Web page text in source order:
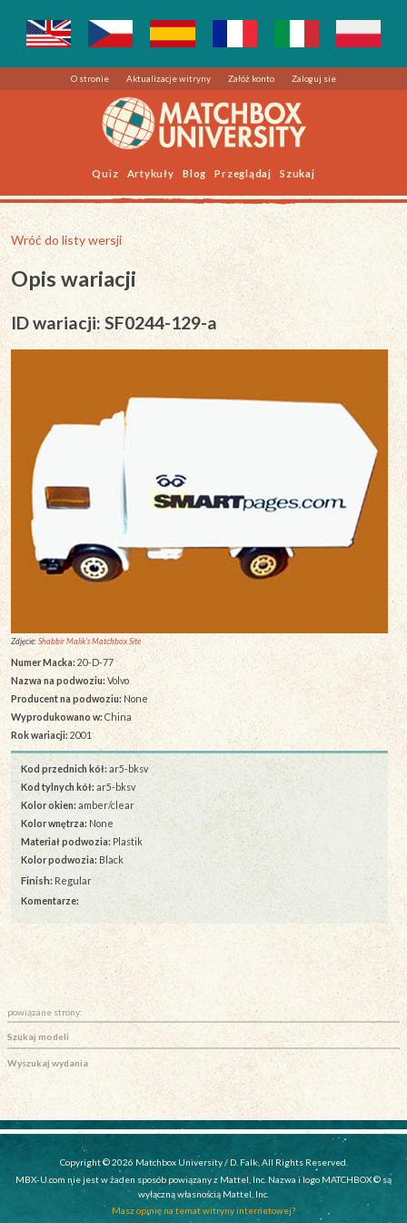
O stronie Aktualizacje witryny Załóż konto Zaloguj sie
Quiz Artykuły Blog Przeglądaj Szukaj
Wróć do listy wersji
Opis wariacji
ID wariacji: SF0244-129-a
Zdjęcie:Shabbir Malik's Matchbox Site
Numer Macka:20-D-77
Nazwa na podwoziu: Volvo
Producent na podwoziu:None
Wyprodukowano w: China
Rok wariacji:2001
Kod przednich kół: ar5-bksv
Kod tylnych kół: ar5-bksv
Kolor okien: amber/clear
Kolor wnętrza: None
Materiał podwozia: Plastik
Kolor podwozia: Black
Finish: Regular
Komentarze:
powiązane strony:
Szukaj modeli
Wyszukaj wydania
Copyright © 2026 Matchbox University / D. Falk, All Rights Reserved.
MBX-U.com nie jest w żaden sposób powiązany z Mattel, Inc. Nazwa i logo MATCHBOX © są
wyłączną własnością Mattel, Inc.
Masz opinię na temat witryny internetowej?